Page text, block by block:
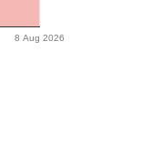
8 Aug 2026